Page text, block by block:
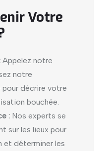
Votre
Appelez notre
notre
pour décrire votre
bouchée.
: Nos experts se
sur les lieux pour
et déterminer les